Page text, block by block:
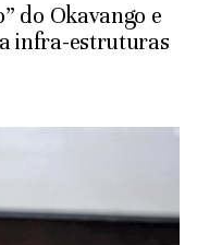
do Okavango e
infra-estruturas